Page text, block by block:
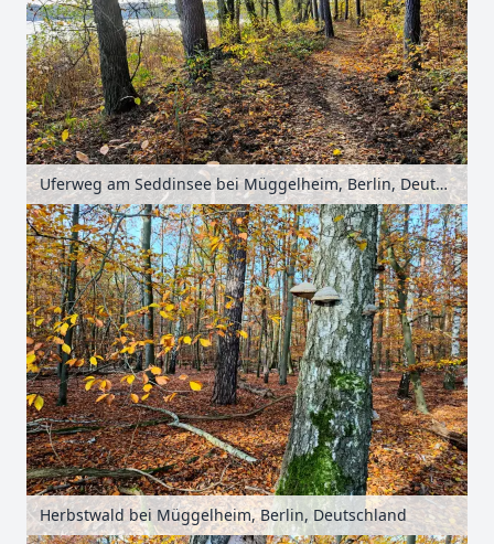
Uferweg am Seddinsee bei Müggelheim, Berlin, Deutschland
Herbstwald bei Müggelheim, Berlin, Deutschland